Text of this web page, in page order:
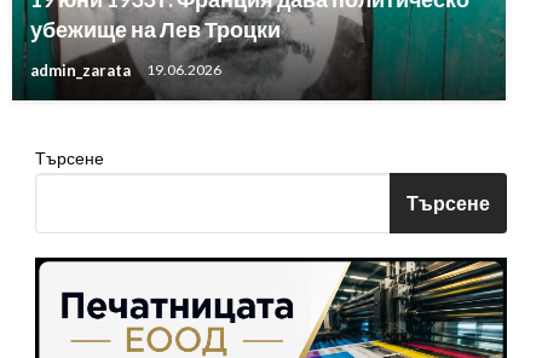
убежище на Лев Троцки
admin_zarata 19.06.2026
Търсене
Търсене